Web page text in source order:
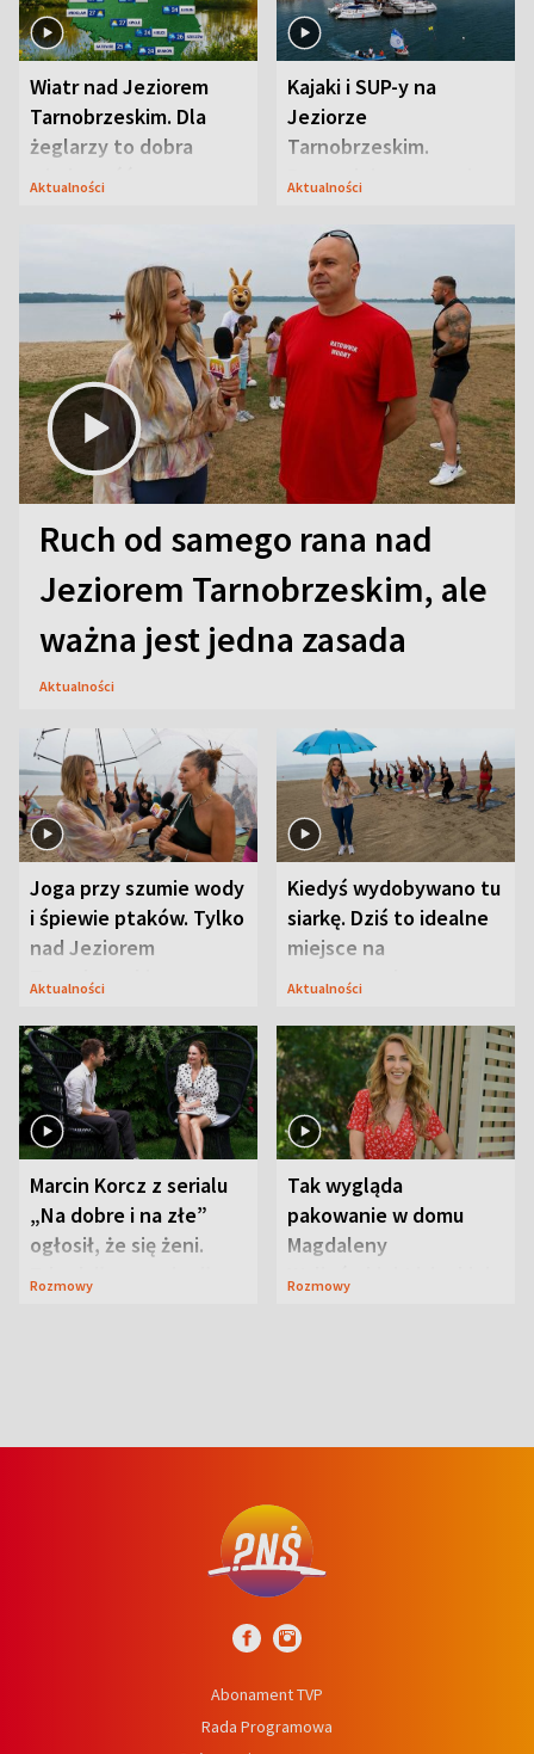
Wiatr nad Jeziorem
Tarnobrzeskim. Dla
żeglarzy to dobra
wiadomość
Aktualności
Kajaki i SUP-y na
Jeziorze
Tarnobrzeskim.
Przyrodnicy zwracają
Aktualności
Ruch od samego rana nad
Jeziorem Tarnobrzeskim, ale
ważna jest jedna zasada
Aktualności
Joga przy szumie wody
i śpiewie ptaków. Tylko
nad Jeziorem
Tarnobrzeskim
Aktualności
Kiedyś wydobywano tu
siarkę. Dziś to idealne
miejsce na
wypoczynek
Aktualności
Marcin Korcz z serialu
„Na dobre i na złe”
ogłosił, że się żeni.
Zdradził, co zmienił
Rozmowy
Tak wygląda
pakowanie w domu
Magdaleny
Waligórskiej-Lisieckiej.
Rozmowy
Abonament TVP
Rada Programowa